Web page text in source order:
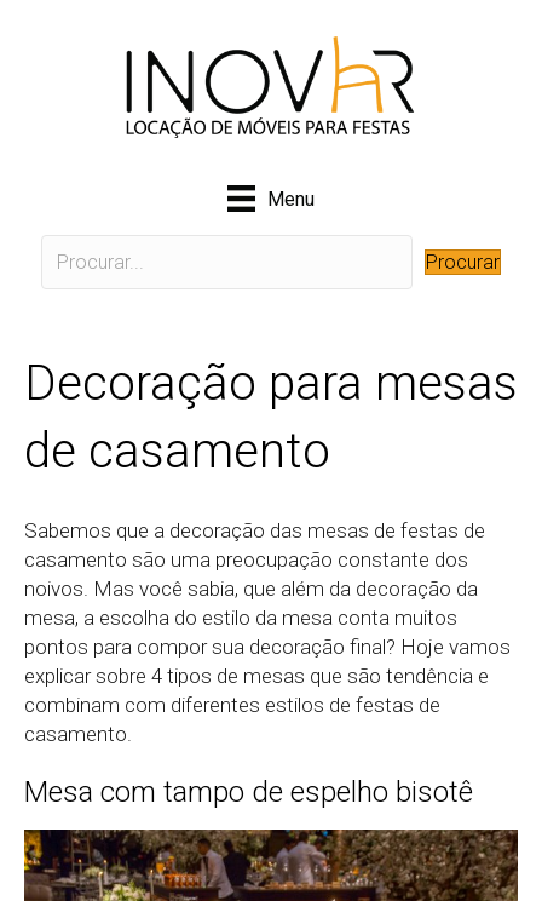
Menu
Procurar
Decoração para mesas
de casamento
Sabemos que a decoração das mesas de festas de
casamento são uma preocupação constante dos
noivos. Mas você sabia, que além da decoração da
mesa, a escolha do estilo da mesa conta muitos
pontos para compor sua decoração final? Hoje vamos
explicar sobre 4 tipos de mesas que são tendência e
combinam com diferentes estilos de festas de
casamento.
Mesa com tampo de espelho bisotê